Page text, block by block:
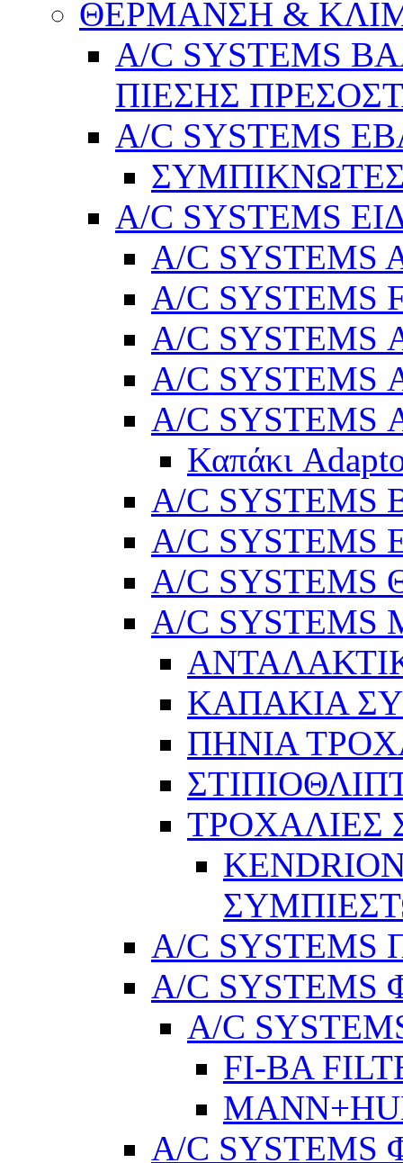
ΘΕΡΜΑΝΣΗ &
A/C SYSTEMS
ΠΙΕΣΗΣ
A/C SYSTEMS
A/C SYSTEMS
A/C SYSTEMS
A/C SYSTEMS
A/C SYSTEMS
A/C SYSTEMS
A/C SYSTEMS
Καπάκι
A/C SYSTEMS
A/C SYSTEMS
A/C SYSTEMS
A/C SYSTEMS
ΚΑΠΑΚΙΑ
ΠΗΝΙΑ
ΤΡΟΧΑΛΙΕΣ
A/C SYSTEMS
A/C
A/C
FI-BA
A/C